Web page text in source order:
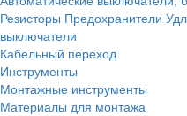
Резисторы Предохранители
выключатели
Кабельный переход
Инструменты
Монтажные инструменты
Материалы для монтажа